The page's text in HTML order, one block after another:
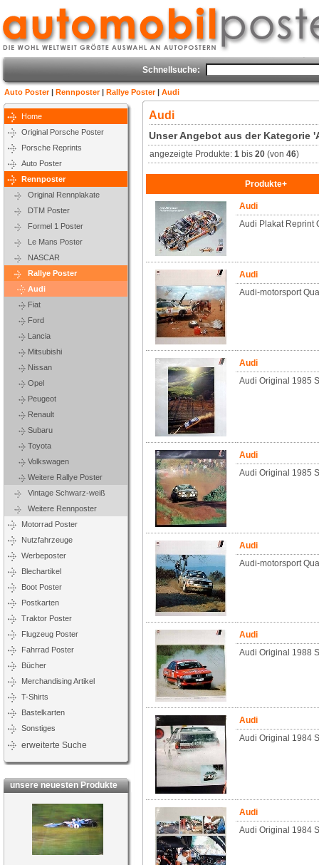
Schnellsuche:
Auto Poster| Rennposter| Rallye Poster| Audi
Home
Original Porsche Poster
Porsche Reprints
Auto Poster
Rennposter
Original Rennplakate
DTM Poster
Formel 1 Poster
Le Mans Poster
NASCAR
Rallye Poster
Audi
Fiat
Ford
Lancia
Mitsubishi
Nissan
Opel
Peugeot
Renault
Subaru
Toyota
Volkswagen
Weitere Rallye Poster
Vintage Schwarz-weiß
Weitere Rennposter
Motorrad Poster
Nutzfahrzeuge
Werbeposter
Blechartikel
Boot Poster
Postkarten
Traktor Poster
Flugzeug Poster
Fahrrad Poster
Bücher
Merchandising Artikel
T-Shirts
Bastelkarten
Sonstiges
erweiterte Suche
unsere neuesten Produkte
Audi
Unser Angebot aus der Kategorie
angezeigte Produkte:1 bis20 (von46)
Produkte+
Audi
Audi Plakat Reprint
Audi
Audi-motorsport
Audi
Audi Original 1985
Audi
Audi Original 1985
Audi
Audi-motorsport
Audi
Audi Original 1988
Audi
Audi Original 1984
Audi
Audi Original 1984